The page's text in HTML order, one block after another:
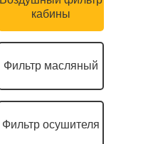
кабины
Фильтр масляный
Фильтр осушителя